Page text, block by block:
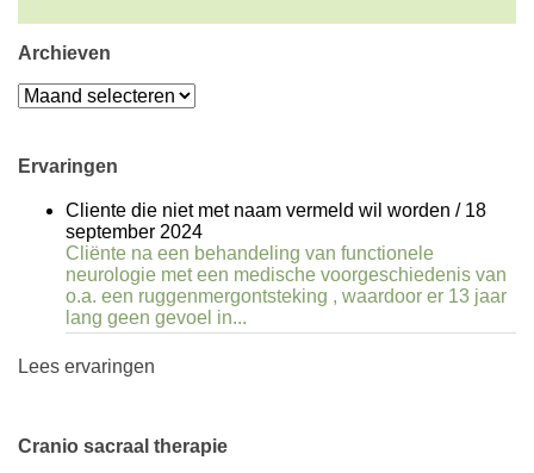
Archieven
Archieven
Ervaringen
Cliente die niet met naam vermeld wil worden / 18
september 2024
Cliënte na een behandeling van functionele
neurologie met een medische voorgeschiedenis van
o.a. een ruggenmergontsteking , waardoor er 13 jaar
lang geen gevoel in...
Lees ervaringen
Cranio sacraal therapie